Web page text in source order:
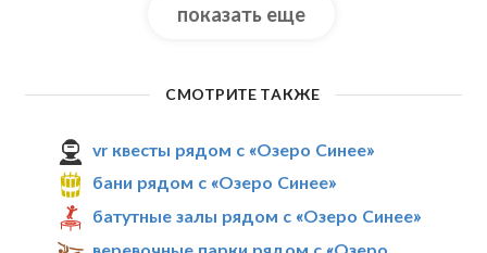
показать еще
СМОТРИТЕ ТАКЖЕ
vr квесты рядом с «Озеро Синее»
бани рядом с «Озеро Синее»
батутные залы рядом с «Озеро Синее»